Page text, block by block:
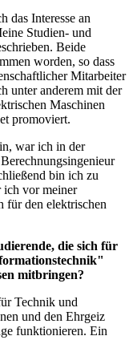
das Interesse an
Studien- und
Beide
worden, so dass
Mitarbeiter
unter anderem mit der
Maschinen
promoviert.
war ich in der
bin ich zu
vor meiner
für den elektrischen
die sich für
mitbringen?
Technik und
und den Ehrgeiz
funktionieren. Ein